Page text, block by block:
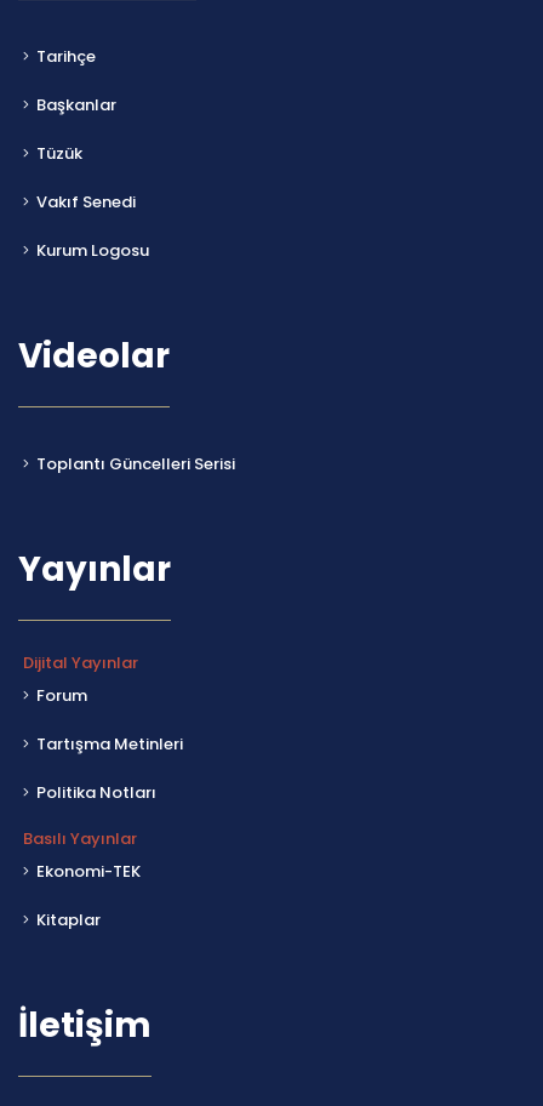
Tarihçe
Başkanlar
Tüzük
Vakıf Senedi
Kurum Logosu
Videolar
Toplantı Güncelleri Serisi
Yayınlar
Dijital Yayınlar
Forum
Tartışma Metinleri
Politika Notları
Basılı Yayınlar
Ekonomi-TEK
Kitaplar
İletişim